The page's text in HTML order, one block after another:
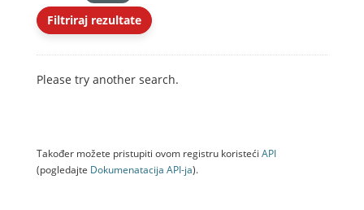
Filtriraj rezultate
Please try another search.
Također možete pristupiti ovom registru koristeći API
(pogledajte Dokumenаtаcijа API-jа).